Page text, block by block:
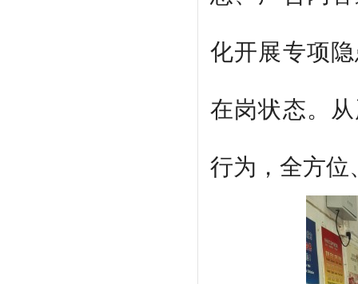
化开展专项
在岗状态。
行为，全方位